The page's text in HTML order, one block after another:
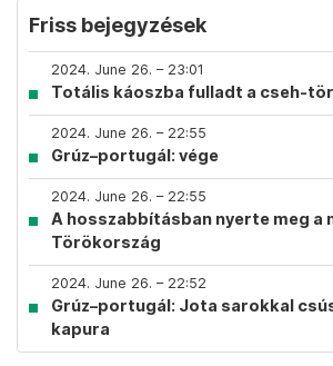
Friss bejegyzések
2024. June 26. – 23:01
Totális káoszba fulladt a cseh-
2024. June 26. – 22:55
Grúz–portugál: vége
2024. June 26. – 22:55
A hosszabbításban nyerte meg a
Törökország
2024. June 26. – 22:52
Grúz–portugál: Jota sarokkal
kapura